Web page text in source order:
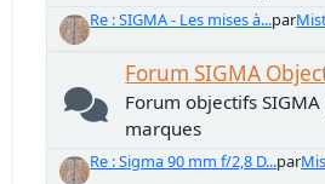
Re : SIGMA - Les mises à...par
Forum SIGMA
Forum objectifs
marques
Re : Sigma 90 mm f/2,8 D...par